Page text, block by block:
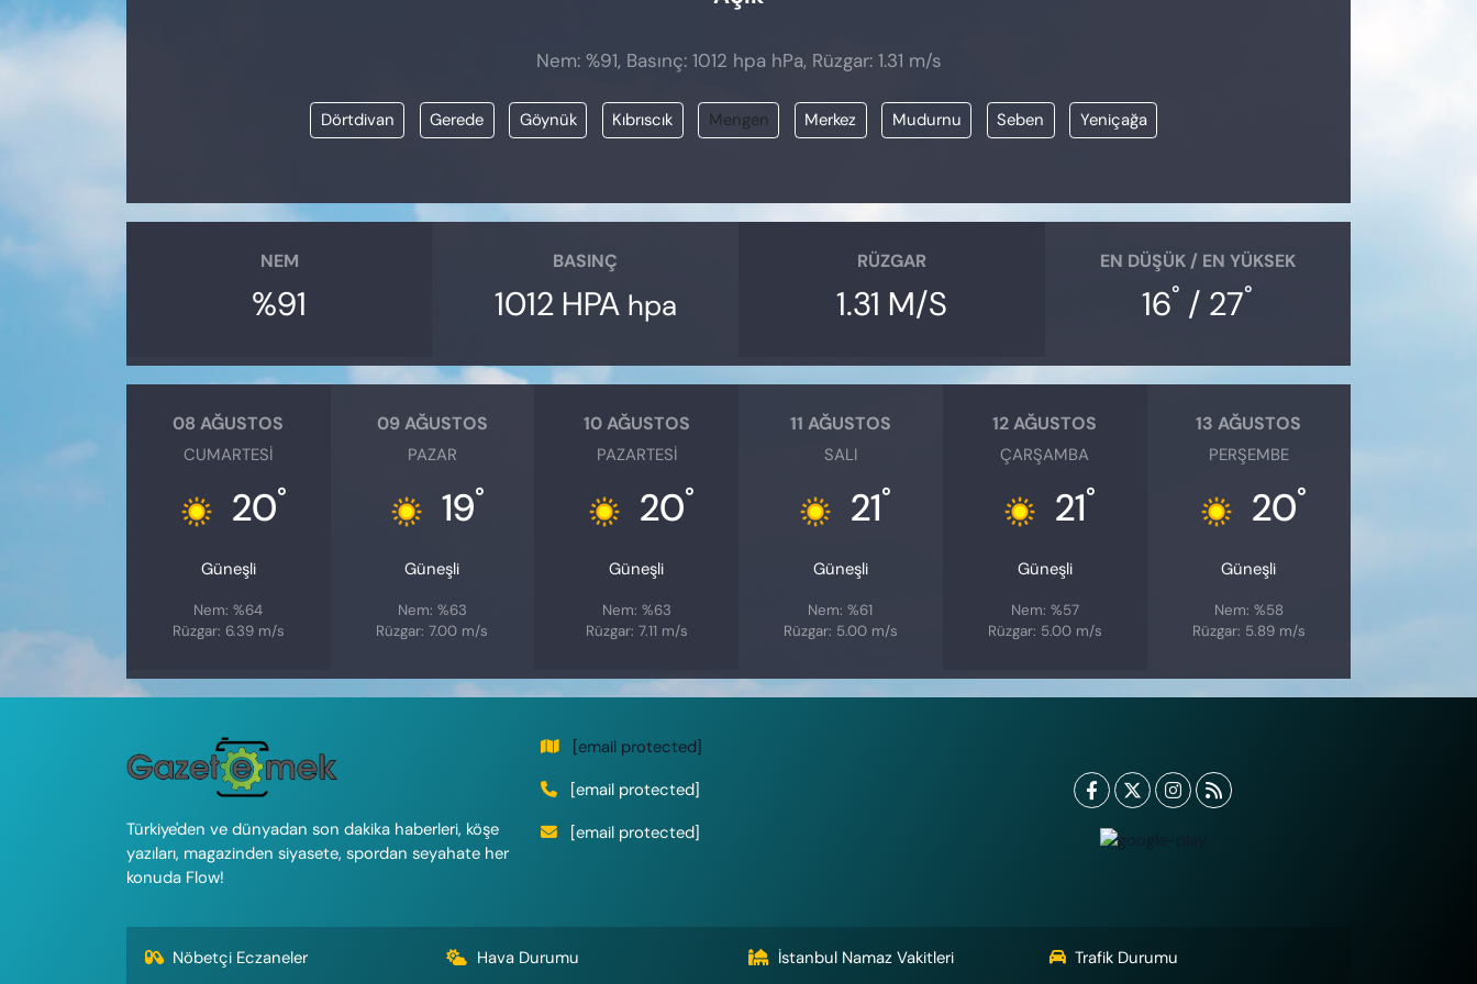
Nem: %91, Basınç: 1012 hpa hPa, Rüzgar: 1.31 m/s
Dörtdivan Gerede Göynük Kıbrıscık Mengen Merkez Mudurnu Seben Yeniçağa
NEM
%91
BASINÇ
1012 HPA hpa
RÜZGAR
1.31 M/S
EN DÜŞÜK / EN YÜKSEK
16° / 27°
08 AĞUSTOS
CUMARTESI
20°
Güneşli
Nem: %64
Rüzgar: 6.39 m/s
09 AĞUSTOS
PAZAR
19°
Güneşli
Nem: %63
Rüzgar: 7.00 m/s
10 AĞUSTOS
PAZARTESI
20°
Güneşli
Nem: %63
Rüzgar: 7.11 m/s
11 AĞUSTOS
SALI
21°
Güneşli
Nem: %61
Rüzgar: 5.00 m/s
12 AĞUSTOS
ÇARŞAMBA
21°
Güneşli
Nem: %57
Rüzgar: 5.00 m/s
13 AĞUSTOS
PERŞEMBE
20°
Güneşli
Nem: %58
Rüzgar: 5.89 m/s
Türkiye'den ve dünyadan son dakika haberleri, köşe
yazıları, magazinden siyasete, spordan seyahate her
konuda Flow!
[email protected]
[email protected]
[email protected]
Nöbetçi Eczaneler Hava Durumu İstanbul Namaz Vakitleri Trafik Durumu
KADIN
VAN VE DİYARBAKIR HABERLERİ